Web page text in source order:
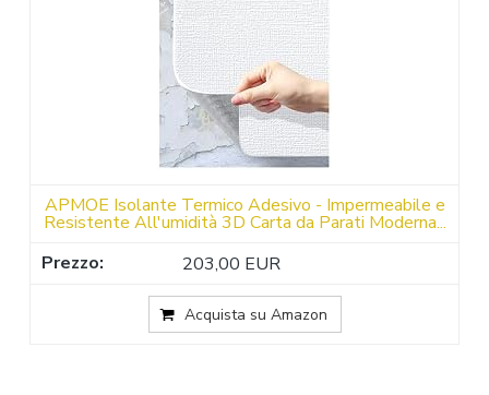
APMOE Isolante Termico Adesivo - Impermeabile e
Resistente All'umidità 3D Carta da Parati Moderna...
203,00 EUR
Acquista su Amazon